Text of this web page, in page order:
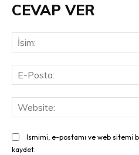
CEVAP VER
Ismimi, e-postamı ve web sitemi
kaydet.